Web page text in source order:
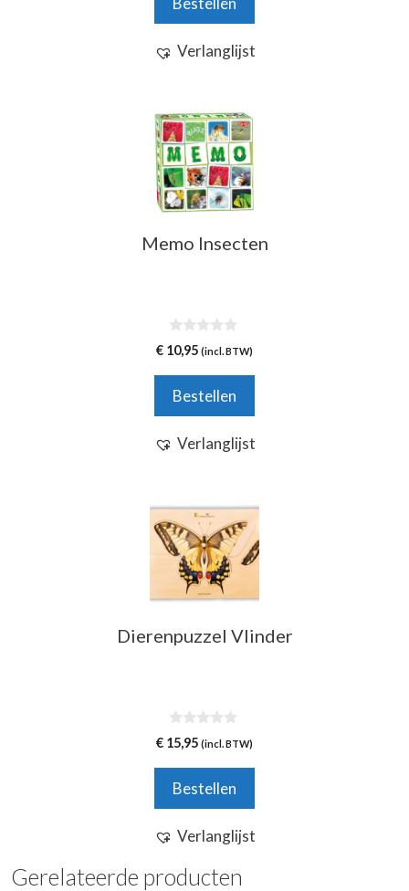
5
Verlanglijst
Memo Insecten
0
v
5
€ 10,95 (incl. BTW)
Bestellen
Verlanglijst
Dierenpuzzel Vlinder
0
v
5
€ 15,95 (incl. BTW)
Bestellen
Verlanglijst
Gerelateerde producten